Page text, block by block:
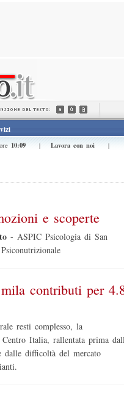
10:09 | Lavora con noi |
e scoperte
- ASPIC Psicologia di San
contributi per
resti complesso, la
Italia, rallentata prima
dalle difficoltà del mercato